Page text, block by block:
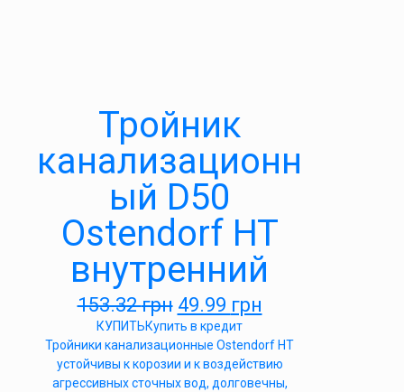
Тройник
канализационн
ый D50
Ostendorf HT
внутренний
153.32грн 49.99 грн
КУПИТЬКупить в кредит
Тройники канализационные Ostendorf HT
устойчивы к корозии и к воздействию
агрессивных сточных вод, долговечны,